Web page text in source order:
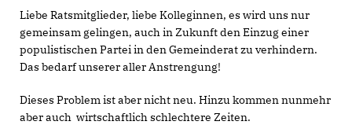
Liebe Ratsmitglieder, liebe Kolleginnen, es wird uns nur
gemeinsam gelingen, auch in Zukunft den Einzug einer
populistischen Partei in den Gemeinderat zu verhindern.
Das bedarf unserer aller Anstrengung!
Dieses Problem ist aber nicht neu. Hinzu kommen nunmehr
aber auch wirtschaftlich schlechtere Zeiten.